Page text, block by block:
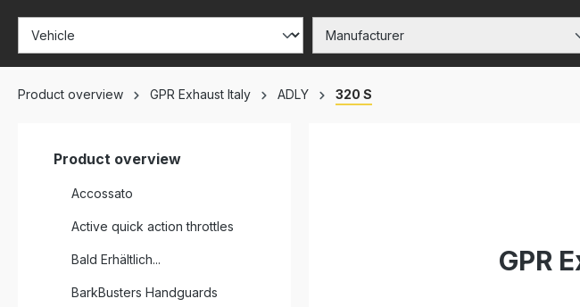
Product overview GPR Exhaust Italy ADLY 320 S
Product overview
Accossato
Active quick action throttles
Bald Erhältlich...
BarkBusters Handguards
GPR